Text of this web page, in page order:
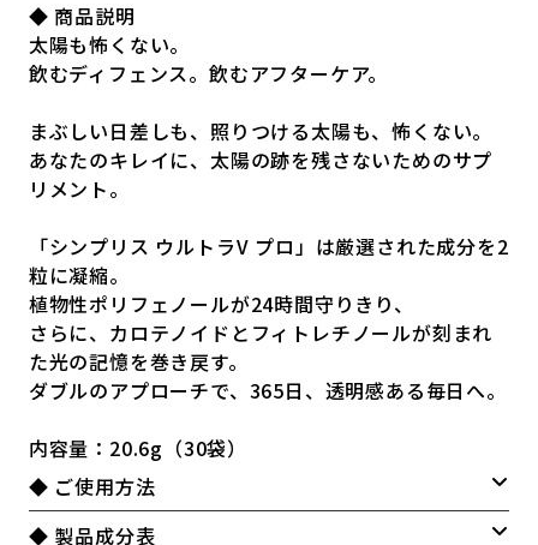
◆ 商品説明
太陽も怖くない。
飲むディフェンス。飲むアフターケア。
まぶしい日差しも、照りつける太陽も、怖くない。
あなたのキレイに、太陽の跡を残さないためのサプ
リメント。
「シンプリス ウルトラV プロ」は厳選された成分を2
粒に凝縮。
植物性ポリフェノールが24時間守りきり、
さらに、カロテノイドとフィトレチノールが刻まれ
た光の記憶を巻き戻す。
ダブルのアプローチで、365日、透明感ある毎日へ。
内容量：20.6g（30袋）
◆ ご使用方法
◆ 製品成分表